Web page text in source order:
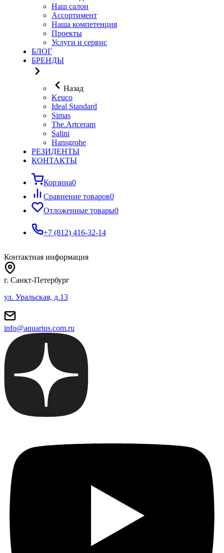
Наш салон
Ассортимент
Наша компетенция
Проекты
Услуги и сервис
БЛОГ
БРЕНДЫ
Назад
Keuco
Ideal Standard
Simas
The.Artceram
Salini
Hansgrohe
РЕЗИДЕНТЫ
КОНТАКТЫ
Корзина0
Сравнение товаров0
Отложенные товары0
+7 (812) 416-32-14
Контактная информация
г. Санкт-Петербург
ул. Уральская, д.13
info@aquarius.com.ru